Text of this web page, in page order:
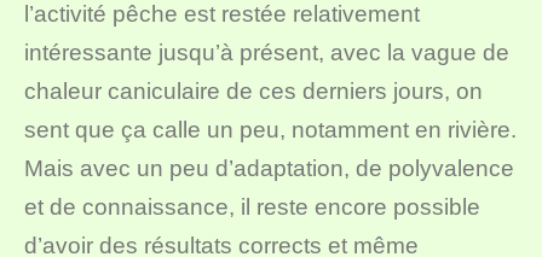
l’activité pêche est restée relativement
intéressante jusqu’à présent, avec la vague de
chaleur caniculaire de ces derniers jours, on
sent que ça calle un peu, notamment en rivière.
Mais avec un peu d’adaptation, de polyvalence
et de connaissance, il reste encore possible
d’avoir des résultats corrects et même